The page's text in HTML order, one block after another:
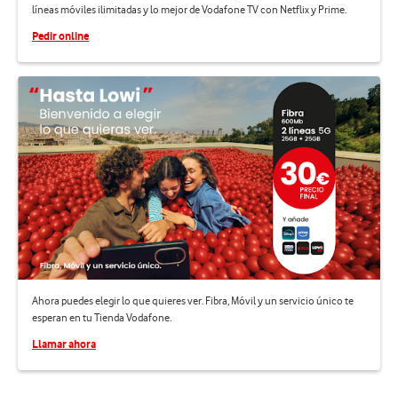
líneas móviles ilimitadas y lo mejor de Vodafone TV con Netflix y Prime.
Pedir online
Ahora puedes elegir lo que quieres ver. Fibra, Móvil y un servicio único te
esperan en tu Tienda Vodafone.
Llamar ahora